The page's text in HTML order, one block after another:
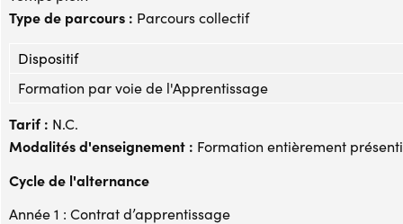
Type de parcours : Parcours collectif
Dispositif
Formation par voie de l'Apprentissage
Tarif : N.C.
Modalités d'enseignement : Formation entièrement
Cycle de l'alternance
Année 1 : Contrat d’apprentissage